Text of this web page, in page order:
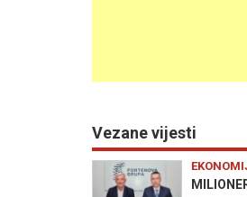
Vezane vijesti